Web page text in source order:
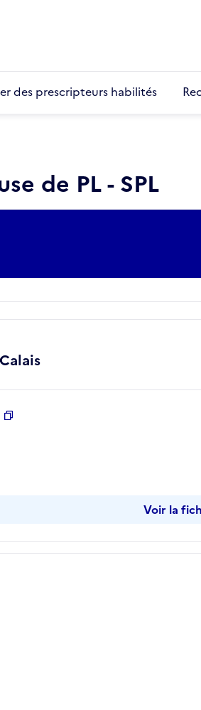
des prescripteurs habilités
de PL - SPL
Voir la